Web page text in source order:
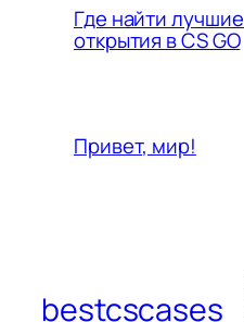
Где найти
открытия в CS GO
Привет, мир!
bestcscases